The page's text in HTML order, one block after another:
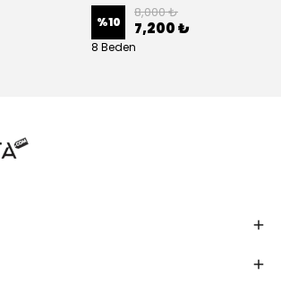
%10
8,000 ₺
7,200 ₺
8 Beden